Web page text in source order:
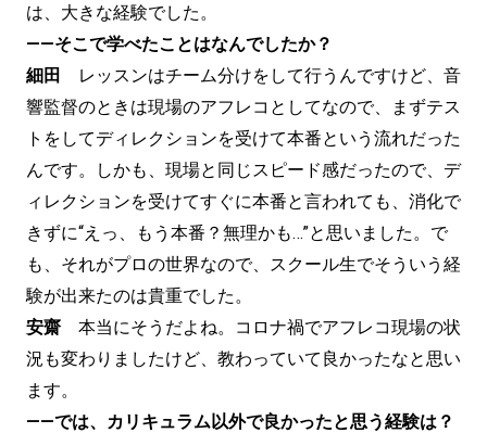
は、大きな経験でした。
——そこで学べたことはなんでしたか？
細田
レッスンはチーム分けをして行うんですけど、音
響監督のときは現場のアフレコとしてなので、まずテス
トをしてディレクションを受けて本番という流れだった
んです。しかも、現場と同じスピード感だったので、デ
ィレクションを受けてすぐに本番と言われても、消化で
きずに“えっ、もう本番？無理かも…”と思いました。で
も、それがプロの世界なので、スクール生でそういう経
験が出来たのは貴重でした。
安齋 本当にそうだよね。コロナ禍でアフレコ現場の状
況も変わりましたけど、教わっていて良かったなと思い
ます。
——では、カリキュラム以外で良かったと思う経験は？